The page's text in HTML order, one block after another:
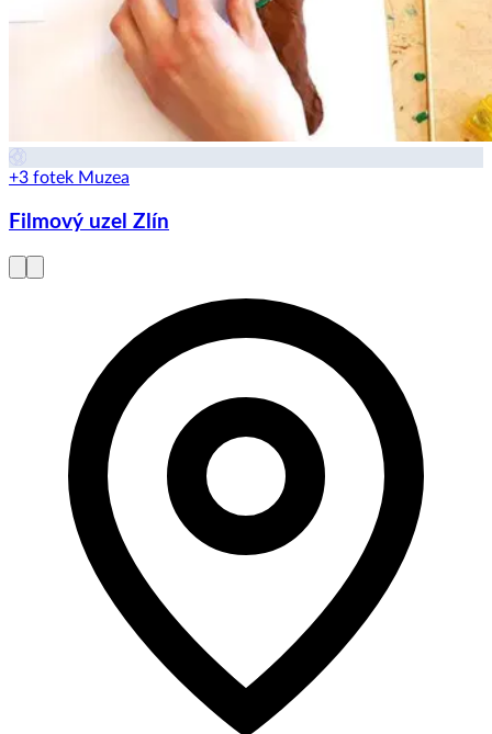
+3 fotek Muzea
Filmový uzel Zlín